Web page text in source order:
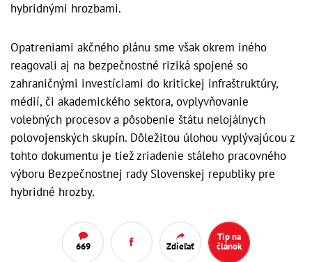
hybridnými hrozbami.
Opatreniami akčného plánu sme však okrem iného
reagovali aj na bezpečnostné riziká spojené so
zahraničnými investíciami do kritickej infraštruktúry,
médií, či akademického sektora, ovplyvňovanie
volebných procesov a pôsobenie štátu nelojálnych
polovojenských skupín. Dôležitou úlohou vyplývajúcou z
tohto dokumentu je tiež zriadenie stáleho pracovného
výboru Bezpečnostnej rady Slovenskej republiky pre
hybridné hrozby.
669 Zdieľať
Tip na
článok